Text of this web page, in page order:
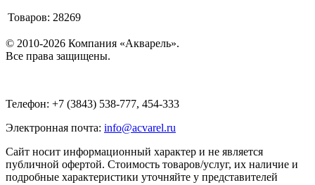
Товаров: 28269
© 2010-2026 Компания «Акварель».
Все права защищены.
Телефон: +7 (3843) 538-777, 454-333
Электронная почта: info@acvarel.ru
Сайт носит информационный характер и не является
публичной офертой. Стоимость товаров/услуг, их наличие и
подробные характеристики уточняйте у представителей